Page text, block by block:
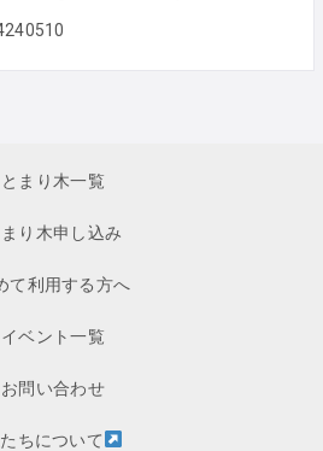
とまり木一覧
まり木申し込み
て利用する方へ
イベント一覧
お問い合わせ
ちについて